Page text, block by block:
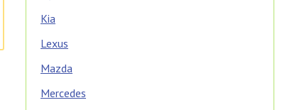
Kia
Lexus
Mazda
Mercedes